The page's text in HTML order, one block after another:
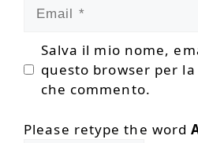
Salva il mio nome,
questo browser per
che commento.
Please retype the word